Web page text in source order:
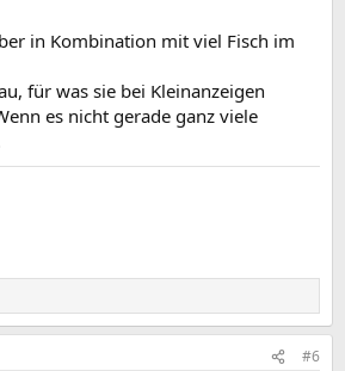
in Kombination mit viel Fisch im
für was sie bei Kleinanzeigen
es nicht gerade ganz viele
#6